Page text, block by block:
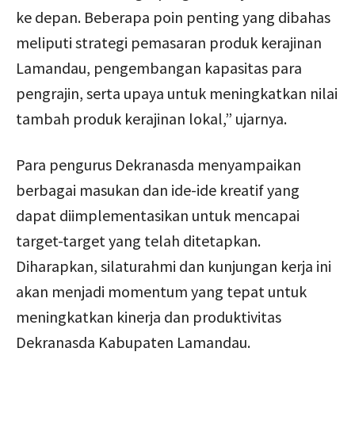
ke depan. Beberapa poin penting yang dibahas
meliputi strategi pemasaran produk kerajinan
Lamandau, pengembangan kapasitas para
pengrajin, serta upaya untuk meningkatkan nilai
tambah produk kerajinan lokal,” ujarnya.
Para pengurus Dekranasda menyampaikan
berbagai masukan dan ide-ide kreatif yang
dapat diimplementasikan untuk mencapai
target-target yang telah ditetapkan.
Diharapkan, silaturahmi dan kunjungan kerja ini
akan menjadi momentum yang tepat untuk
meningkatkan kinerja dan produktivitas
Dekranasda Kabupaten Lamandau.